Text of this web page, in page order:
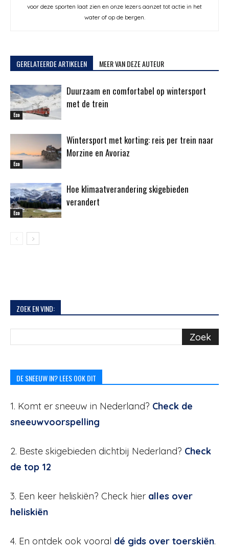
voor deze sporten laat zien en onze lezers aanzet tot actie in het
water of op de bergen.
GERELATEERDE ARTIKELEN MEER VAN DEZE AUTEUR
Eco
Duurzaam en comfortabel op wintersport
met de trein
Eco
Wintersport met korting: reis per trein naar
Morzine en Avoriaz
Eco
Hoe klimaatverandering skigebieden
verandert
ZOEK EN VIND:
DE SNEEUW IN? LEES OOK DIT
1. Komt er sneeuw in Nederland? Check de
sneeuwvoorspelling
2. Beste skigebieden dichtbij Nederland? Check
de top 12
3. Een keer heliskiën? Check hier alles over
heliskiën
4. En ontdek ook vooral dé gids over toerskiën.